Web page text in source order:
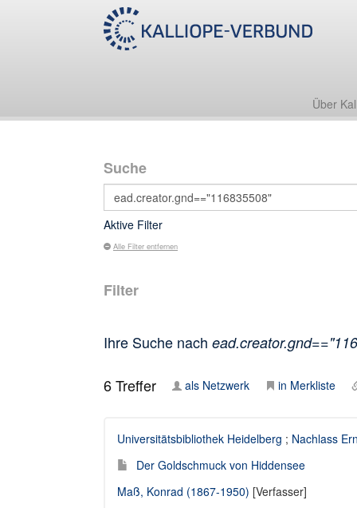
Über
Suche
Aktive Filter
Alle Filter entfernen
Filter
Ihre Suche nach
6Treffer als Netzwerk in Merkliste
Universitätsbibliothek Heidelberg ; Nachlass
Der Goldschmuck von Hiddensee
Maß, Konrad (1867-1950) [Verfasser]